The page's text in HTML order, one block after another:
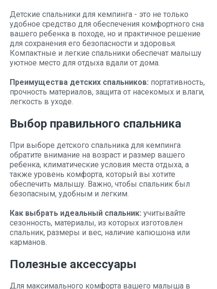
Детские спальники для кемпинга - это не только
удобное средство для обеспечения комфортного сна
вашего ребенка в походе, но и практичное решение
для сохранения его безопасности и здоровья.
Компактные и легкие спальники обеспечат малышу
уютное место для отдыха вдали от дома.
Преимущества детских спальников: портативность,
прочность материалов, защита от насекомых и влаги,
легкость в уходе.
Выбор правильного спальника
При выборе детского спальника для кемпинга
обратите внимание на возраст и размер вашего
ребенка, климатические условия места отдыха, а
также уровень комфорта, который вы хотите
обеспечить малышу. Важно, чтобы спальник был
безопасным, удобным и легким.
Как выбрать идеальный спальник: учитывайте
сезонность, материалы, из которых изготовлен
спальник, размеры и вес, наличие капюшона или
карманов.
Полезные аксессуары
Для максимального комфорта вашего малыша в